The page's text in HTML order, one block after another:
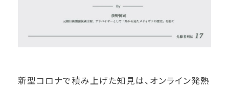
新型コロナで積み上げた知見は、オンライン発熱